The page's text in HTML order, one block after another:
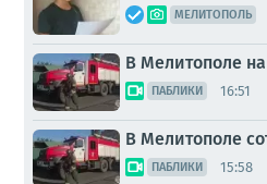
МЕЛИТОПОЛЬ
В Мелитополе
ПАБЛИКИ 16:51
В Мелитополе
ПАБЛИКИ 15:58